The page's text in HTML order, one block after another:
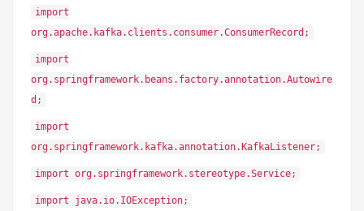
import
org.apache.kafka.clients.consumer.ConsumerRecord;
import
org.springframework.beans.factory.annotation.Autowire
d;
import
org.springframework.kafka.annotation.KafkaListener;
import org.springframework.stereotype.Service;
import java.io.IOException;